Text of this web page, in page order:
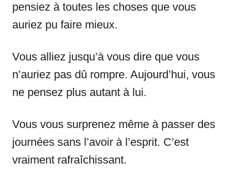
pensiez à toutes les choses que vous
auriez pu faire mieux.
Vous alliez jusqu’à vous dire que vous
n’auriez pas dû rompre. Aujourd’hui, vous
ne pensez plus autant à lui.
Vous vous surprenez même à passer des
journées sans l’avoir à l’esprit. C’est
vraiment rafraîchissant.